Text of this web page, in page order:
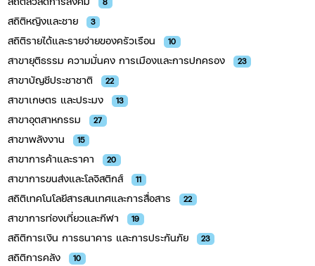
สถิติหญิงและชาย 3
สถิติรายได้และรายจ่ายของครัวเรือน 10
สาขายุติธรรม ความมั่นคง การเมืองและการปกครอง 23
สาขาบัญชีประชาชาติ 22
สาขาเกษตร และประมง 13
สาขาอุตสาหกรรม​ 27
สาขาพลังงาน 15
สาขาการค้าและราคา​​​​​ 20
สาข​าการขนส่งและโลจิสติกส์ 11
สถิติเทคโนโลยีสารสนเทศและการสื่อสาร 22
สาขาการท่องเที่ยวและกีฬา 19
สถิติการเงิน การธนาคาร และการประกันภัย 23
สถิติการคลัง 10